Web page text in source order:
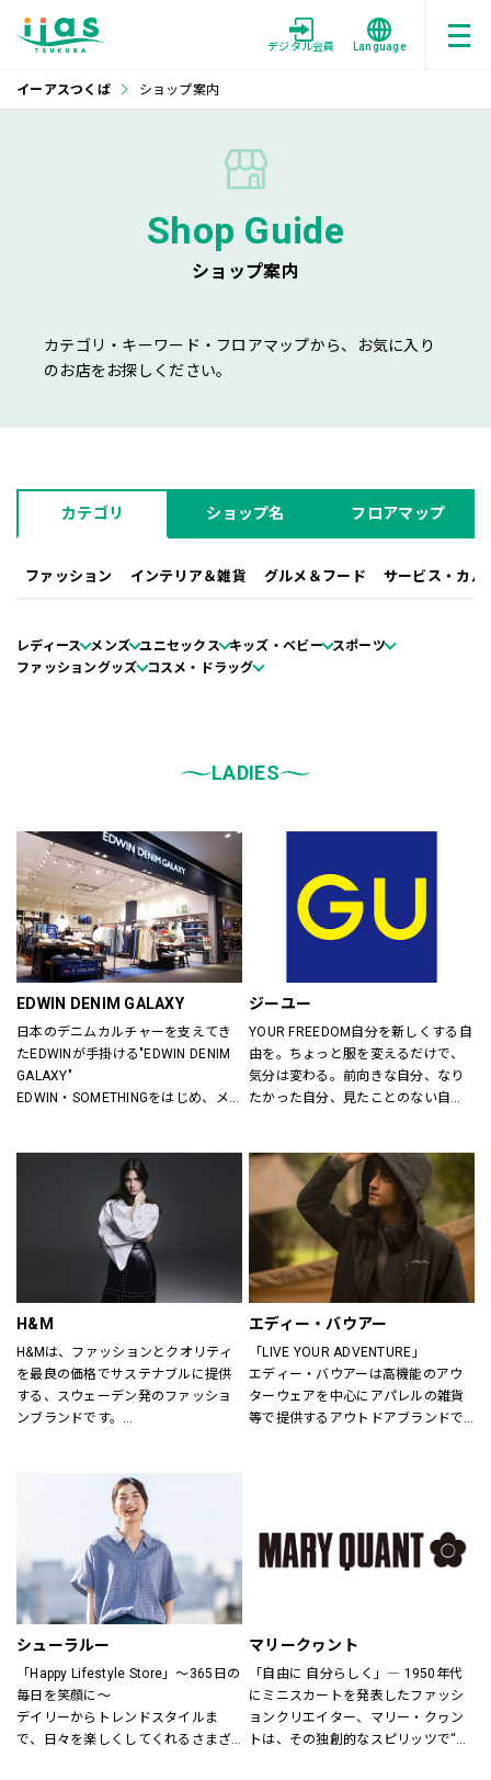
デジタル会員 Language
イーアスつくば ショップ案内
Shop Guide
ショップ案内
カテゴリ・キーワード・フロアマップから、お気に入り
のお店をお探しください。
カテゴリ ショップ名 フロアマップ
ファッション インテリア＆雑貨 グルメ＆フード サービス・カル
レディース メンズ ユニセックス キッズ・ベビー スポーツ
ファッショングッズ コスメ・ドラッグ
LADIES
EDWIN DENIM GALAXY
日本のデニムカルチャーを支えてき
たEDWINが手掛ける"EDWIN DENIM
GALAXY"
EDWIN・SOMETHINGをはじめ、メ
レンドアイテムまで豊富なランナッ
プを取り揃えます。
ジーユー
YOUR FREEDOM自分を新しくする自
由を。ちょっと服を変えるだけで、
気分は変わる。前向きな自分、なり
たかった自分、見たことのない自
いまの気分で、もっと自由に。GU
は、自由。
H&M
H&Mは、ファッションとクオリティ
を最良の価格でサステナブルに提供
する、スウェーデン発のファッショ
ンブランドです。
さまをお迎えしています。
H&Mお問い合わせ窓口:
https://lin.ee/k1gDN7M（LINEでの
お問い合わせ）
エディー・バウアー
「LIVE YOUR ADVENTURE」
エディー・バウアーは高機能のアウ
ターウェアを中心にアパレルの雑貨
等で提供するアウトドアブランドで
アウトドア・ライフスタルウェア等
の幅広いアイテムをメンズ・ウィメ
シューラルー
「Happy Lifestyle Store」～365日の
毎日を笑顔に～
デイリーからトレンドスタイルま
で、日々を楽しくしてくれるさまざ
マリークヮント
「自由に 自分らしく」― 1950年代
にミニスカートを発表したファッシ
ョンクリエイター、マリー・クヮン
トは、その独創的なスピリッツで“ス